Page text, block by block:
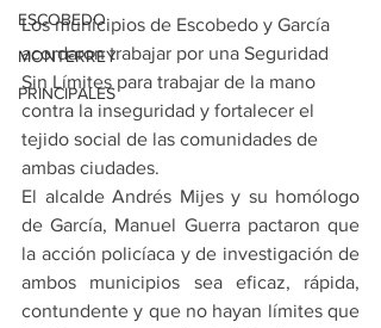
ESCOBEDO
MONTERREY
PRINCIPALES
Los municipios de Escobedo y García
acordaron trabajar por una Seguridad
Sin Límites para trabajar de la mano
contra la inseguridad y fortalecer el
tejido social de las comunidades de
ambas ciudades.
El alcalde Andrés Mijes y su homólogo
de García, Manuel Guerra pactaron que
la acción policíaca y de investigación de
ambos municipios sea eficaz, rápida,
contundente y que no hayan límites que